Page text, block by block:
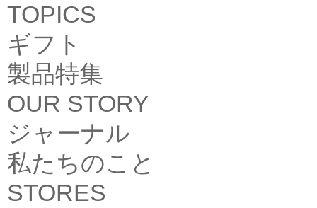
TOPICS
ギフト
製品特集
OUR STORY
ジャーナル
私たちのこと
STORES